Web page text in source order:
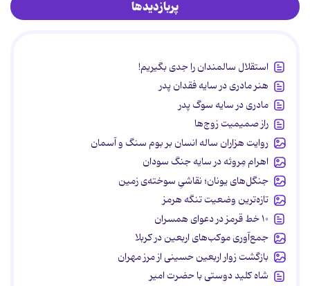
پربازدیدها
استقلال سالمندان را جدی بگیریم!
هنر مادری در سایه‌ فقدان پدر
مادری در سایه سوگ پدر
راز صمیمیت زوج‌ها
روایت هزاران ساله انسان بر بوم سنگ و آسمان
اهرام مِروئه در سایه جنگ سودان
جنگل‌های یونان؛ نقاشیِ سوخته‌ی زمین
تازه‌ترین وضعیت تنگه هرمز
۱۰ خط قرمز در دعوای همسران
جمع‌آوری موکب‌های اربعین در کربلا
بازگشت زوار اربعین حسینی از مرز مهران
شاه کلید دوستی با حضرت امیر